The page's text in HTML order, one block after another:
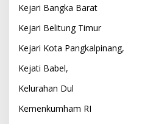
Kejari Bangka Barat
Kejari Belitung Timur
Kejari Kota Pangkalpinang,
Kejati Babel,
Kelurahan Dul
Kemenkumham RI